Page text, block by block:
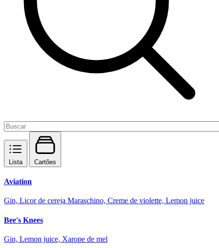
Lista Cartões
Aviation
Gin, Licor de cereja Maraschino, Creme de violette, Lemon juice
Bee's Knees
Gin, Lemon juice, Xarope de mel